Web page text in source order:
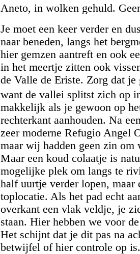
Aneto, in wolken gehuld.
Je moet een keer verder en
naar beneden, langs het
hier gemzen aantreft en ook
in het meertje zitten ook
de Valle de Eriste. Zorg dat
want de vallei splitst zich op
makkelijk als je gewoon op
rechterkant aanhouden. Na
zeer moderne Refugio Angel
maar wij hadden geen zin om
Maar een koud colaatje is
mogelijke plek om langs te
half uurtje verder lopen,
toplocatie. Als het pad echt
overkant een vlak veldje, je
staan. Hier hebben we voor
Het schijnt dat je dit pas na
betwijfel of hier controle op is.